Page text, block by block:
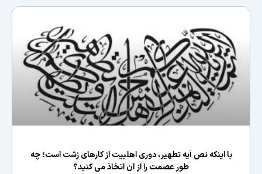
با اینکه نص آیه تطهیر، دوری اهلبیت از کارهای زشت است؛ چه
طور عصمت را از آن اتخاذ می کنید؟